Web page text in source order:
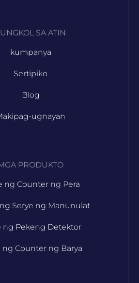
SA ATIN
kumpanya
Sertipiko
Blog
ugnayan
PRODUKTO
ng Counter ng Pera
Serye ng Manunulat
ng Pekeng Detektor
ng Counter ng Barya